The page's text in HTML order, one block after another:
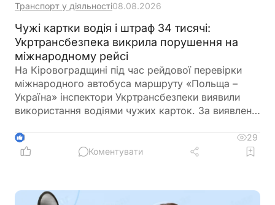
Транспорт у діяльності08.08.2026
Чужі картки водія і штраф 34 тисячі:
Укртрансбезпека викрила порушення на
міжнародному рейсі
На Кіровоградщині під час рейдової перевірки
міжнародного автобуса маршруту «Польща –
Україна» інспектори Укртрансбезпеки виявили
використання водіями чужих карток. За виявлене
34 тис. грн
3
29
Коментувати